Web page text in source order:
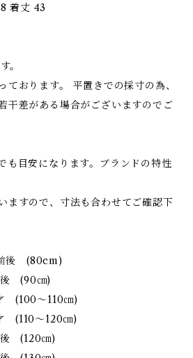
着丈 43
。
ております。 平置きでの採寸の為、
干差がある場合がございますのでご
も目安になります。ブランドの特性
ますので、寸法も合わせてご確認下
後 (80cm)
(90㎝)
(100～110㎝)
(110～120㎝)
(120㎝)